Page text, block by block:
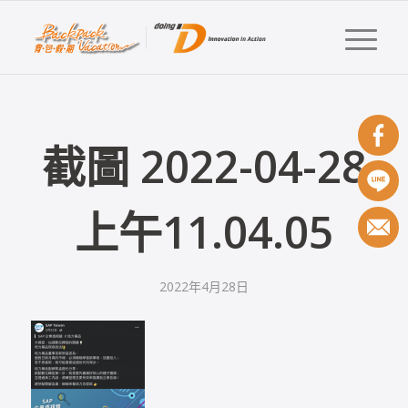
截圖 2022-04-28
上午11.04.05
2022年4月28日